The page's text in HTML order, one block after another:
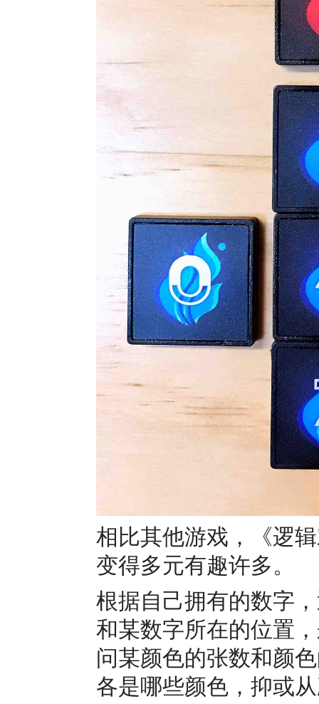
相比其他游戏，《逻
变得多元有趣许多。
根据自己拥有的数字
和某数字所在的位置
问某颜色的张数和颜
各是哪些颜色，抑或